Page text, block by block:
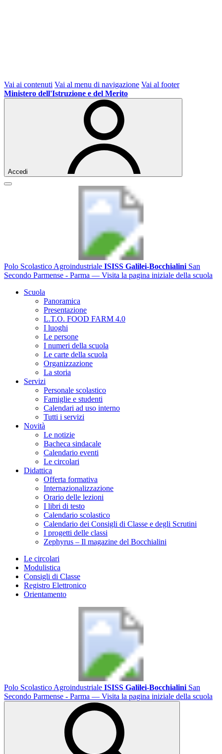
Vai ai contenuti Vai al menu di navigazione Vai al footer
Ministero dell'Istruzione e del Merito
Accedi
Polo Scolastico Agroindustriale ISISS Galilei-Bocchialini San
Secondo Parmense - Parma — Visita la pagina iniziale della scuola
Scuola
Panoramica
Presentazione
L.T.O. FOOD FARM 4.0
I luoghi
Le persone
I numeri della scuola
Le carte della scuola
Organizzazione
La storia
Servizi
Personale scolastico
Famiglie e studenti
Calendari ad uso interno
Tutti i servizi
Novità
Le notizie
Bacheca sindacale
Calendario eventi
Le circolari
Didattica
Offerta formativa
Internazionalizzazione
Orario delle lezioni
I libri di testo
Calendario scolastico
Calendario dei Consigli di Classe e degli Scrutini
I progetti delle classi
Zephyrus – Il magazine del Bocchialini
Le circolari
Modulistica
Consigli di Classe
Registro Elettronico
Orientamento
Polo Scolastico Agroindustriale ISISS Galilei-Bocchialini San
Secondo Parmense - Parma — Visita la pagina iniziale della scuola